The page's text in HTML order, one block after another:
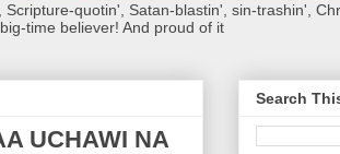
quotin', Satan-blastin', sin-trashin',
time believer! And proud of it
UCHAWI NA
Search